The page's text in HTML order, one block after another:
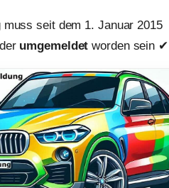
muss seit dem 1. Januar 2015
umgemeldet worden sein ✔︎